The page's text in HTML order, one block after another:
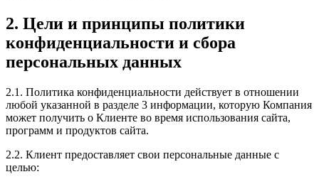
2. Цели и принципы политики
конфиденциальности и сбора
персональных данных
2.1. Политика конфиденциальности действует в отношении
любой указанной в разделе 3 информации, которую Компания
может получить о Клиенте во время использования сайта,
программ и продуктов сайта.
2.2. Клиент предоставляет свои персональные данные с
целью: